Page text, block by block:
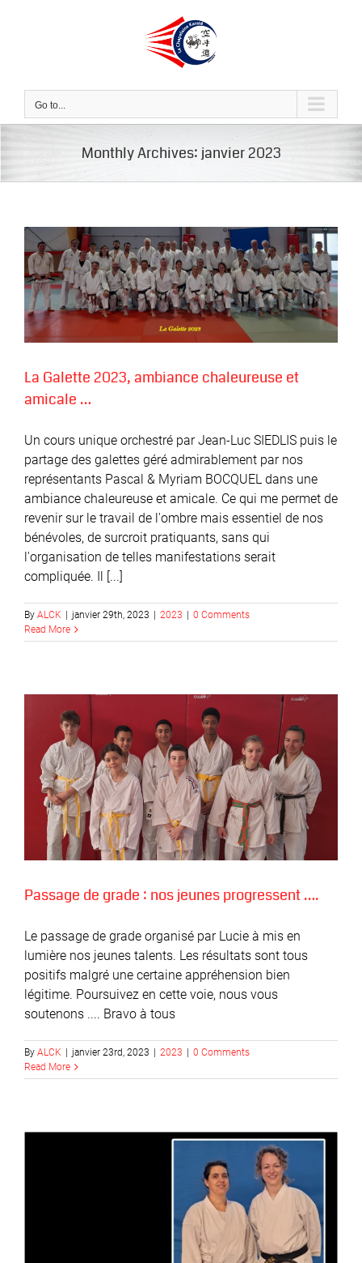
Go to...
Monthly Archives: janvier 2023
La Galette 2023, ambiance chaleureuse et
amicale …
Un cours unique orchestré par Jean-Luc SIEDLIS puis le
partage des galettes géré admirablement par nos
représentants Pascal & Myriam BOCQUEL dans une
ambiance chaleureuse et amicale. Ce qui me permet de
revenir sur le travail de l'ombre mais essentiel de nos
bénévoles, de surcroit pratiquants, sans qui
l'organisation de telles manifestations serait
compliquée. Il [...]
By ALCK janvier 29th, 2023 2023
0 Comments
Read More
Passage de grade : nos jeunes progressent ….
Le passage de grade organisé par Lucie à mis en
lumière nos jeunes talents. Les résultats sont tous
positifs malgré une certaine appréhension bien
légitime. Poursuivez en cette voie, nous vous
soutenons .... Bravo à tous
By ALCK | janvier 23rd, 2023 | 2023 | 0 Comments
Read More